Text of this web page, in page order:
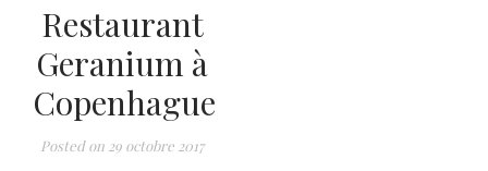
Restaurant
Geranium à
Copenhague
Posted on 29 octobre 2017